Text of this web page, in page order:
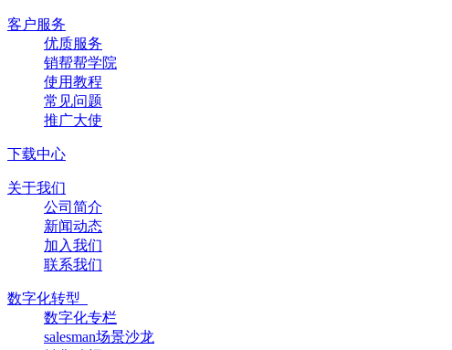
客户服务
优质服务
销帮帮学院
使用教程
常见问题
推广大使
下载中心
关于我们
公司简介
新闻动态
加入我们
联系我们
数字化转型
数字化专栏
salesman场景沙龙